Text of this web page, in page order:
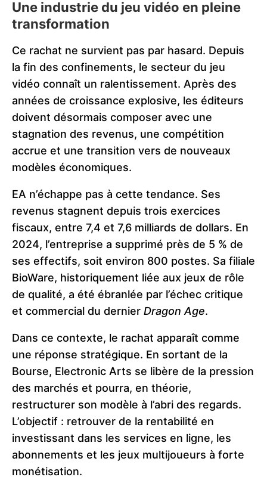
Une industrie du jeu vidéo en pleine
transformation
Ce rachat ne survient pas par hasard. Depuis
la fin des confinements, le secteur du jeu
vidéo connaît un ralentissement. Après des
années de croissance explosive, les éditeurs
doivent désormais composer avec une
stagnation des revenus, une compétition
accrue et une transition vers de nouveaux
modèles économiques.
EA n’échappe pas à cette tendance. Ses
revenus stagnent depuis trois exercices
fiscaux, entre 7,4 et 7,6 milliards de dollars. En
2024, l’entreprise a supprimé près de 5 % de
ses effectifs, soit environ 800 postes. Sa filiale
BioWare, historiquement liée aux jeux de rôle
de qualité, a été ébranlée par l’échec critique
et commercial du dernier Dragon Age.
Dans ce contexte, le rachat apparaît comme
une réponse stratégique. En sortant de la
Bourse, Electronic Arts se libère de la pression
des marchés et pourra, en théorie,
restructurer son modèle à l’abri des regards.
L’objectif : retrouver de la rentabilité en
investissant dans les services en ligne, les
abonnements et les jeux multijoueurs à forte
monétisation.